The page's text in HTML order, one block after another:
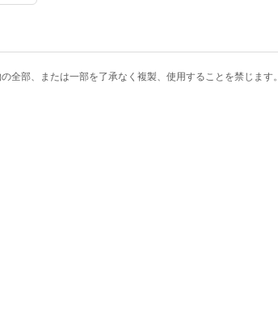
全部、または一部を了承なく複製、使用することを禁じます。